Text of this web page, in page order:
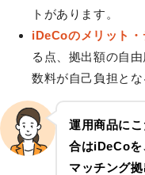
トがあります。
iDeCoのメリット・
る点、拠出額の自
数料が自己負担とな
運用商品に
合はiDeCo
マッチング拠